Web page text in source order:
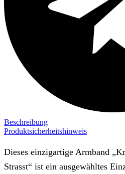
Beschreibung
Produktsicherheitshinweis
Dieses einzigartige Armband
Strasst“ ist ein ausgewähltes